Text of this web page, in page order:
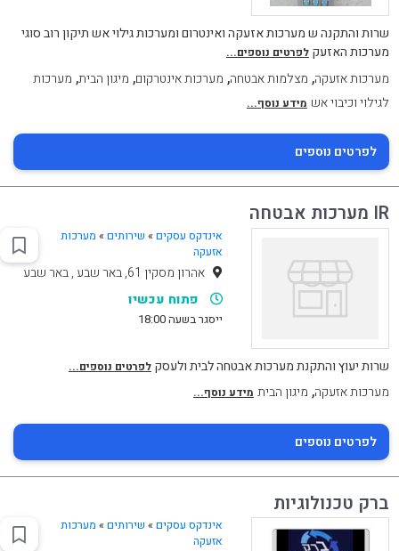
שרות והתקנה ש מערכות אזעקה ואינטרום ומערכות גילוי אש תיקון רוב סוגי
מערכות האזעק לפרטים נוספים...
מערכות אזעקה, מצלמות אבטחה, מערכות אינטרקום, מיגון הבית, מערכות
לגילוי וכיבוי אש מידע נוסף...
לפרטים נוספים
IR מערכות אבטחה
אינדקס עסקים » שירותים» מערכות
אזעקה
אהרון מסקין 61, באר שבע , באר שבע
פתוח עכשיו
ייסגר בשעה 18:00
שרות יעוץ והתקנת מערכות אבטחה לבית ולעסק לפרטים נוספים...
מערכות אזעקה, מיגון הבית מידע נוסף...
לפרטים נוספים
ברק טכנולוגיות
אינדקס עסקים » שירותים» מערכות
אזעקה